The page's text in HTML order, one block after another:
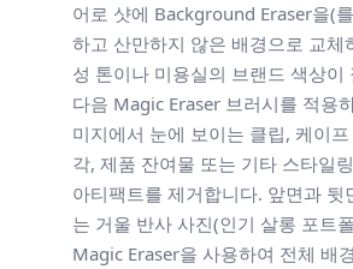
어로 샷에 Background Eraser을(
하고 산만하지 않은 배경으로 교체
성 톤이나 미용실의 브랜드 색상이
다음 Magic Eraser 브러시를 적용
미지에서 눈에 보이는 클립, 케이
각, 제품 잔여물 또는 기타 스타일
아티팩트를 제거합니다. 앞면과 뒷
는 거울 반사 사진(인기 살롱 포트
Magic Eraser을 사용하여 전체 배